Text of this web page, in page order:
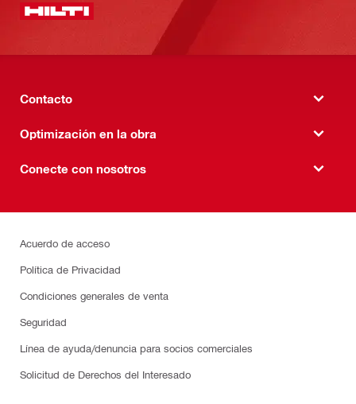
Contacto
Optimización en la obra
Conecte con nosotros
Acuerdo de acceso
Política de Privacidad
Condiciones generales de venta
Seguridad
Línea de ayuda/denuncia para socios comerciales
Solicitud de Derechos del Interesado